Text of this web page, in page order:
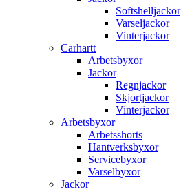
Softshelljackor
Varseljackor
Vinterjackor
Carhartt
Arbetsbyxor
Jackor
Regnjackor
Skjortjackor
Vinterjackor
Arbetsbyxor
Arbetsshorts
Hantverksbyxor
Servicebyxor
Varselbyxor
Jackor